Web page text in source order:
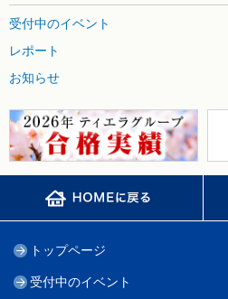
受付中のイベント
レポート
お知らせ
トップページ
受付中のイベント